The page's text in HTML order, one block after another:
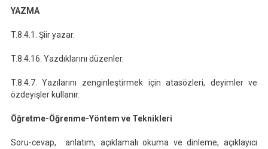
YAZMA
T.8.4.1. Şiir yazar.
T.8.4.16. Yazdıklarını düzenler.
T.8.4.7. Yazılarını zenginleştirmek için atasözleri, deyimler ve
özdeyişler kullanır.
Öğretme-Öğrenme-Yöntem ve Teknikleri
Soru-cevap, anlatım, açıklamalı okuma ve dinleme, açıklayıcı